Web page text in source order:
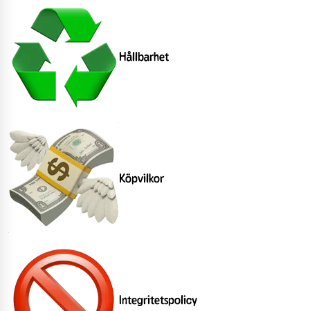
Hållbarhet
Köpvilkor
Integritetspolicy